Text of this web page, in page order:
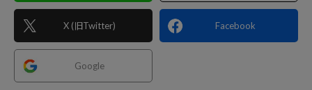
X (旧Twitter) Facebook
Google